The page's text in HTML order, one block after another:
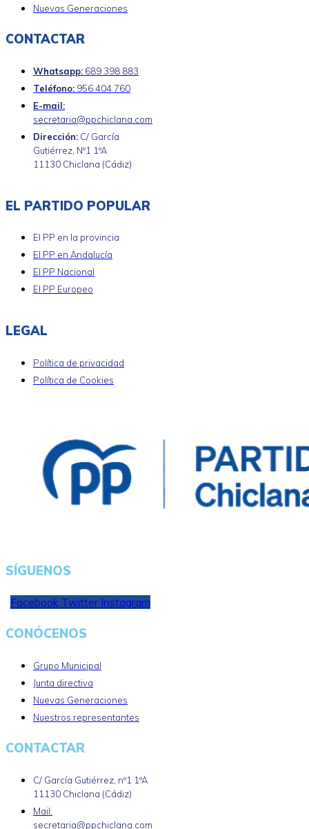
Nuevas Generaciones
CONTACTAR
Whatsapp: 689 398 883
Teléfono: 956 404 760
E-mail:
secretaria@ppchiclana.com
Dirección: C/ García
Gutiérrez, Nº1 1ºA
11130 Chiclana (Cádiz)
EL PARTIDO POPULAR
El PP en la provincia
El PP en Andalucía
El PP Nacional
El PP Europeo
LEGAL
Política de privacidad
Política de Cookies
SÍGUENOS
Facebook Twitter Instagram
CONÓCENOS
Grupo Municipal
Junta directiva
Nuevas Generaciones
Nuestros representantes
CONTACTAR
C/ García Gutiérrez, nº1 1ºA
11130 Chiclana (Cádiz)
Mail:
secretaria@ppchiclana.com